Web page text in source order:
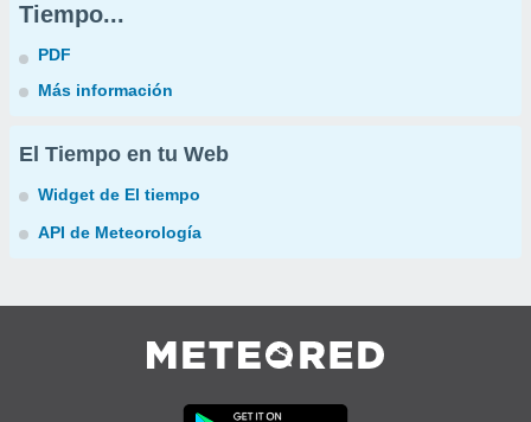
Tiempo...
PDF
Más información
El Tiempo en tu Web
Widget de El tiempo
API de Meteorología